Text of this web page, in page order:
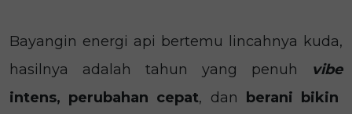
Bayangin energi api bertemu lincahnya kuda,
hasilnya adalah tahun yang penuh vibe
intens, perubahan cepat, dan
berani bikin